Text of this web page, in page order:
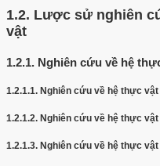
1.2. Lược sử nghiên
vật
1.2.1. Nghiên cứu về hệ
1.2.1.1. Nghiên cứu về hệ thực
1.2.1.2. Nghiên cứu về hệ thực vật
1.2.1.3. Nghiên cứu về hệ thực